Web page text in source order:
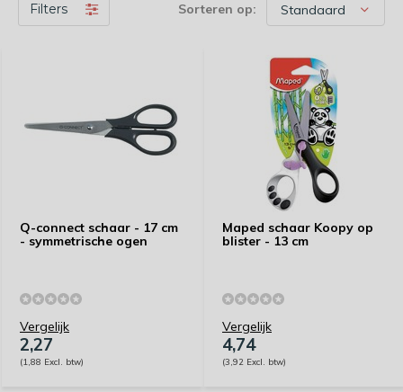
Filters Sorteren op:
Q-connect schaar - 17 cm
- symmetrische ogen
Vergelijk
2,27
(1,88 Excl. btw)
Maped schaar Koopy op
blister - 13 cm
Vergelijk
4,74
(3,92 Excl. btw)